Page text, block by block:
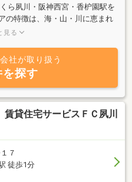
ら夙川・阪神西宮・香枦園駅を
の特徴は、海・山・川に恵まれ
クセスの良さです。ご来店お待
見る
社が取り扱う
探す
貸住宅サービスＦＣ夙川
７
徒歩1分